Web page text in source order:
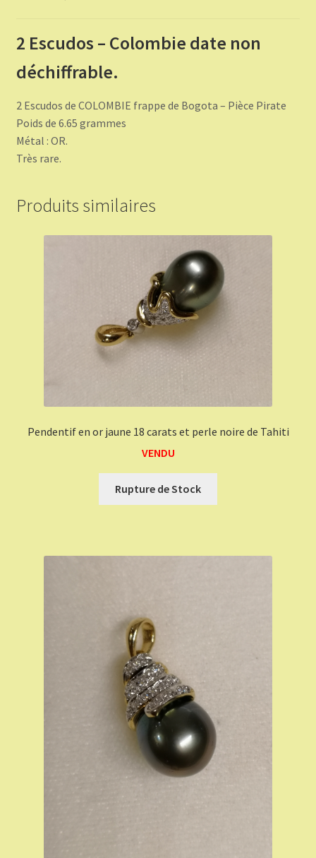
2 Escudos – Colombie date non
déchiffrable.
2 Escudos de COLOMBIE frappe de Bogota – Pièce Pirate
Poids de 6.65 grammes
Métal : OR.
Très rare.
Produits similaires
Pendentif en or jaune 18 carats et perle noire de Tahiti
VENDU
Rupture de Stock